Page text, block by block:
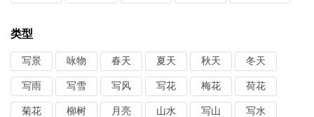
类型
写景 咏物 春天 夏天 秋天 冬天
写雨 写雪 写风 写花 梅花 荷花
菊花 柳树 月亮 山水 写山 写水